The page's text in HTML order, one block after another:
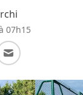
07h15
Twitter
sur LinkedIn
Partager par E-